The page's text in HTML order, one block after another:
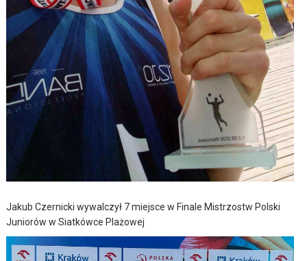
Jakub Czernicki wywalczył 7 miejsce w Finale Mistrzostw Polski
Juniorów w Siatkówce Plażowej